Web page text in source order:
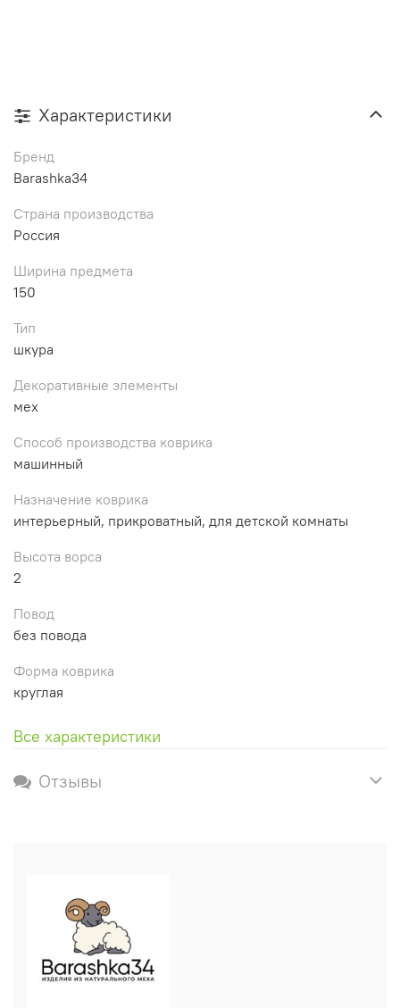
Характеристики
Бренд
Barashka34
Страна производства
Россия
Ширина предмета
150
Тип
шкура
Декоративные элементы
мех
Способ производства коврика
машинный
Назначение коврика
интерьерный, прикроватный, для детской комнаты
Высота ворса
2
Повод
без повода
Форма коврика
круглая
Все характеристики
Отзывы